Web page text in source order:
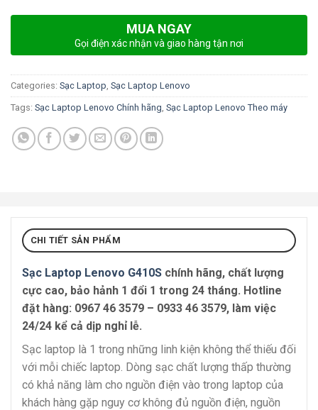
MUA NGAY
Gọi điện xác nhận và giao hàng tận nơi
Categories: Sạc Laptop Sạc Laptop Lenovo
Tags: Sạc Laptop Lenovo Chính hãng Sạc Laptop Lenovo Theo máy
CHI TIẾT SẢN PHẨM
Sạc Laptop Lenovo G410S chính hãng, chất lượng
cực cao, bảo hảnh 1 đổi 1 trong 24 tháng. Hotline
đặt hàng: 0967 46 3579 – 0933 46 3579, làm việc
24/24 kể cả dịp nghỉ lễ.
Sạc laptop là 1 trong những linh kiện không thể thiếu đối
với mỗi chiếc laptop. Dòng sạc chất lượng thấp thường
có khả năng làm cho nguồn điện vào trong laptop của
khách hàng gặp nguy cơ không đủ nguồn điện, nguồn